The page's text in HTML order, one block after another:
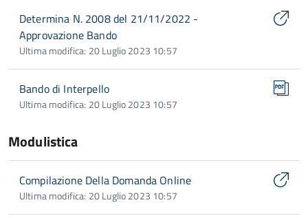
Determina N. 2008 del 21/11/2022 -
Approvazione Bando
Ultima modifica: 20 Luglio 2023 10:57
Bando di Interpello
Ultima modifica: 20 Luglio 2023 10:57
Modulistica
Compilazione Della Domanda Online
Ultima modifica: 20 Luglio 2023 10:57